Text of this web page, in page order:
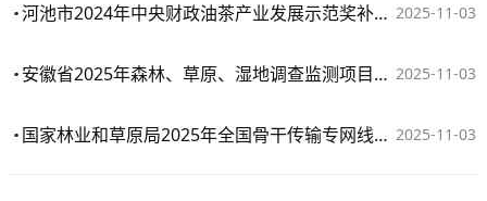
2025-11-03
河池市2024年中央财政油茶产业发展示范奖补项目水肥一体化作业设计及外业调查
2025-11-03
安徽省2025年森林、草原、湿地调查监测项目样地调查部分劳务采购
2025-11-03
国家林业和草原局2025年全国骨干传输专网线路租用项目